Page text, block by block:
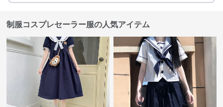
制服コスプレセーラー服の人気アイテム